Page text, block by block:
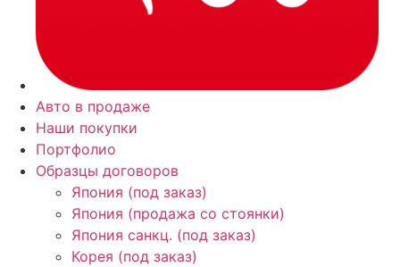
Авто в продаже
Наши покупки
Портфолио
Образцы договоров
Япония (под заказ)
Япония (продажа со стоянки)
Япония санкц. (под заказ)
Корея (под заказ)